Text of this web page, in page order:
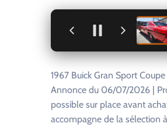
1967 Buick Gran Sport Coupe
Annonce du 06/07/2026 |
possible sur place avant
accompagne de la sélection